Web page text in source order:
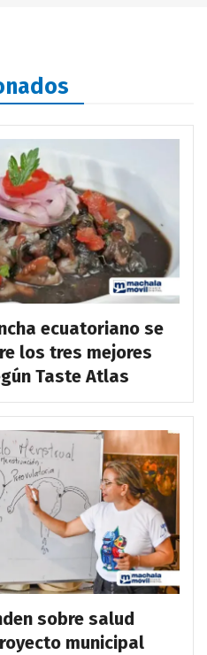
ecuatoriano se
los tres mejores
Taste Atlas
sobre salud
municipal